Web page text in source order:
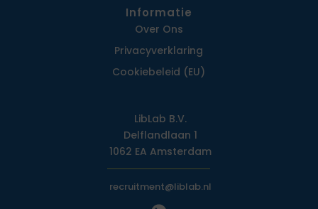
Informatie
Over Ons
Privacy­verklaring
Cookiebeleid (EU)
LibLab B.V.
Delflandlaan 1
1062 EA Amsterdam
recruitment@liblab.nl